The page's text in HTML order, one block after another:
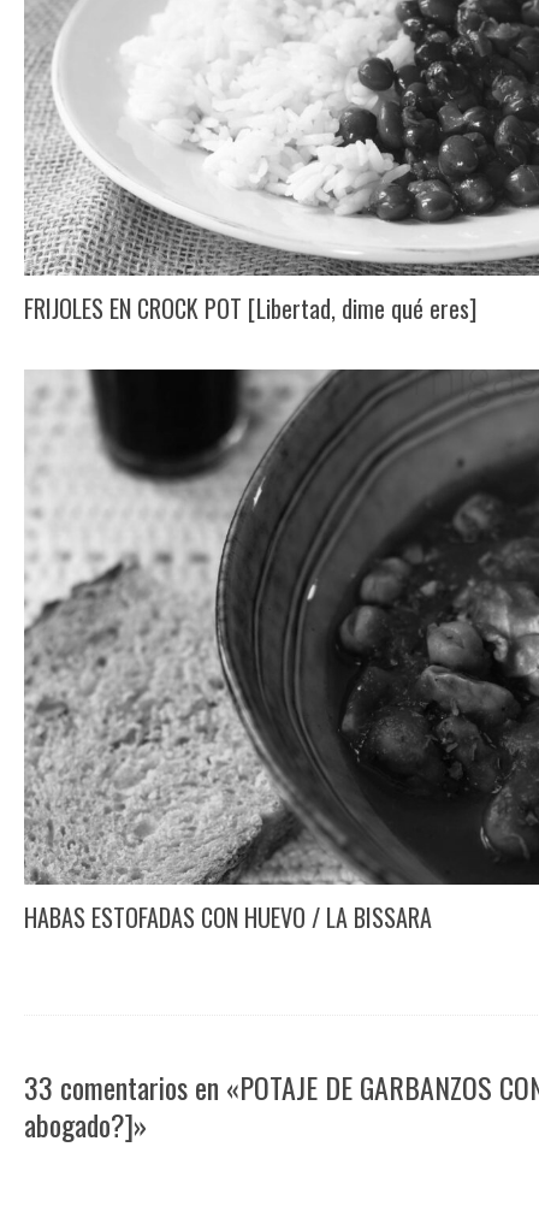
FRIJOLES EN CROCK POT [Libertad, dime qué eres]
HABAS ESTOFADAS CON HUEVO / LA BISSARA
33 comentarios en «POTAJE DE GARBANZOS
abogado?]»